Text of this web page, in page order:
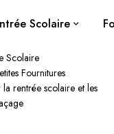
Scolaire
Scolaire
Fournitures
rentrée scolaire et les